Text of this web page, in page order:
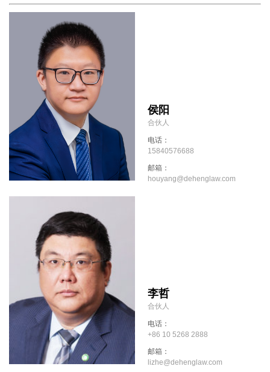
侯阳
合伙人
电话：
15840576688
邮箱：
houyang@dehenglaw.com
李哲
合伙人
电话：
+86 10 5268 2888
邮箱：
lizhe@dehenglaw.com